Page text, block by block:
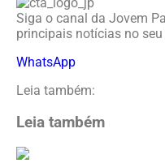
Siga o canal da Jovem
principais notícias no seu
WhatsApp
Leia também:
Leia também